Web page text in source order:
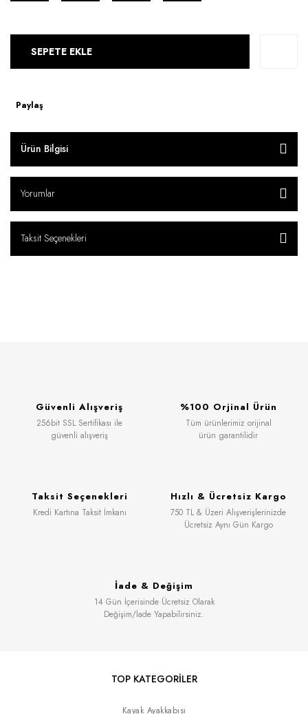
SEPETE EKLE
Paylaş
Ürün Bilgisi
Yorumlar
Taksit Seçenekleri
Güvenli Alışveriş
256bit SSL Sertifikası ile
güvenli alışveriş
%100 Orjinal Ürün
Tüm ürünlerimiz orijinal
ürün garantilidir
Taksit Seçenekleri
Kredi Kartına Taksit İmkanı
Hızlı & Ücretsiz Kargo
750 TL & Üzeri Alışverişlerinizde
Ücretsiz Aynı Gün Kargo
İade & Değişim
14 Gün İçerisinde Ücretsiz Olarak
Değişim/İade Yapabilirsiniz.
TOP KATEGORİLER
Kayak Ayakkabısı